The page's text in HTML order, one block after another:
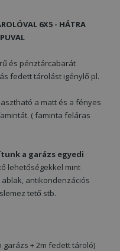
6X5 - HÁTRA
és pénztárcabarát
fedett tárolást igénylő pl.
a matt és a fényes
( faminta feláras
a garázs egyedi
lehetőségekkel mint
antikondenzációs
tető stb.
garázs + 2m fedett tároló)